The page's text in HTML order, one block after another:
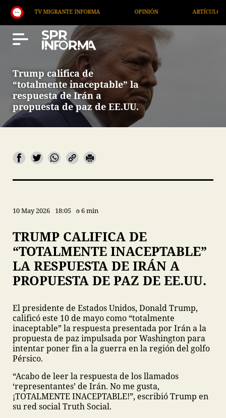
TV MIGRANTE INFORMA ARTÍCULOS
Trump califica de
“totalmente inaceptable” la
respuesta de Irán a
propuesta de paz de EE.UU.
10 May 2026 18:05 6 min
TRUMP CALIFICA DE
“TOTALMENTE INACEPTABLE”
LA RESPUESTA DE IRÁN A
PROPUESTA DE PAZ DE EE.UU.
El presidente de Estados Unidos, Donald Trump,
calificó este 10 de mayo como “totalmente
inaceptable” la respuesta presentada por Irán a la
propuesta de paz impulsada por Washington para
intentar poner fin a la guerra en la región del golfo
Pérsico.
“Acabo de leer la respuesta de los llamados
‘representantes’ de Irán. No me gusta,
¡TOTALMENTE INACEPTABLE!”, escribió Trump en
su red social Truth Social.